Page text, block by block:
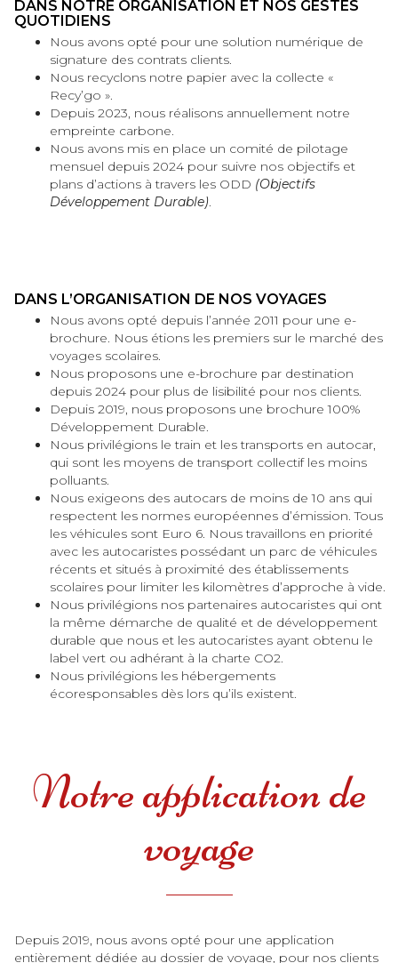
DANS NOTRE ORGANISATION ET NOS GESTES
QUOTIDIENS
Nous avons opté pour une solution numérique de
signature des contrats clients.
Nous recyclons notre papier avec la collecte «
Recy’go ».
Depuis 2023, nous réalisons annuellement notre
empreinte carbone.
Nous avons mis en place un comité de pilotage
mensuel depuis 2024 pour suivre nos objectifs et
plans d’actions à travers les ODD (Objectifs
Développement Durable).
DANS L’ORGANISATION DE NOS VOYAGES
Nous avons opté depuis l’année 2011 pour une e-
brochure. Nous étions les premiers sur le marché des
voyages scolaires.
Nous proposons une e-brochure par destination
depuis 2024 pour plus de lisibilité pour nos clients.
Depuis 2019, nous proposons une brochure 100%
Développement Durable.
Nous privilégions le train et les transports en autocar,
qui sont les moyens de transport collectif les moins
polluants.
Nous exigeons des autocars de moins de 10 ans qui
respectent les normes européennes d’émission. Tous
les véhicules sont Euro 6. Nous travaillons en priorité
avec les autocaristes possédant un parc de véhicules
récents et situés à proximité des établissements
scolaires pour limiter les kilomètres d’approche à vide.
Nous privilégions nos partenaires autocaristes qui ont
la même démarche de qualité et de développement
durable que nous et les autocaristes ayant obtenu le
label vert ou adhérant à la charte CO2.
Nous privilégions les hébergements
écoresponsables dès lors qu’ils existent.
Notre application de
voyage
Depuis 2019, nous avons opté pour une application
entièrement dédiée au dossier de voyage, pour nos clients